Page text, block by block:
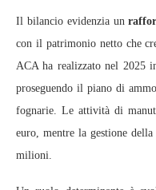
Il bilancio evidenzia un
con il patrimonio netto che
ACA ha realizzato nel 2025
proseguendo il piano di
fognarie. Le attività di
euro, mentre la gestione
milioni.